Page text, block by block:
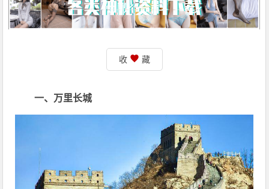
收 藏
一、万里长城